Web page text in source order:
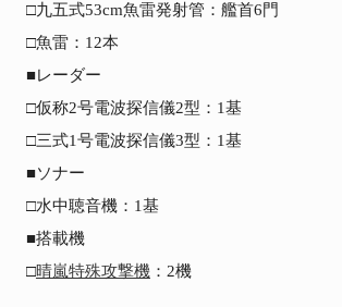
□九五式53cm魚雷発射管：艦首6門
□魚雷：12本
■レーダー
□仮称2号電波探信儀2型：1基
□三式1号電波探信儀3型：1基
■ソナー
□水中聴音機：1基
■搭載機
□晴嵐特殊攻撃機：2機